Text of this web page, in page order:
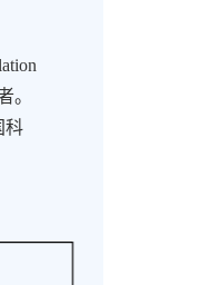
。
科